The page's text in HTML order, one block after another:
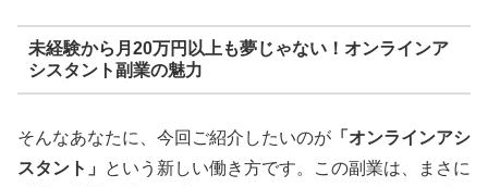
未経験から月20万円以上も夢じゃない！オンラインア
シスタント副業の魅力
そんなあなたに、今回ご紹介したいのが 「オンラインアシ
スタント」
という新しい働き方です。この副業は、まさに